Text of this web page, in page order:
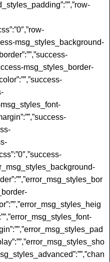
msg_styles_background-
msg_styles_border-
msg_styles_font-